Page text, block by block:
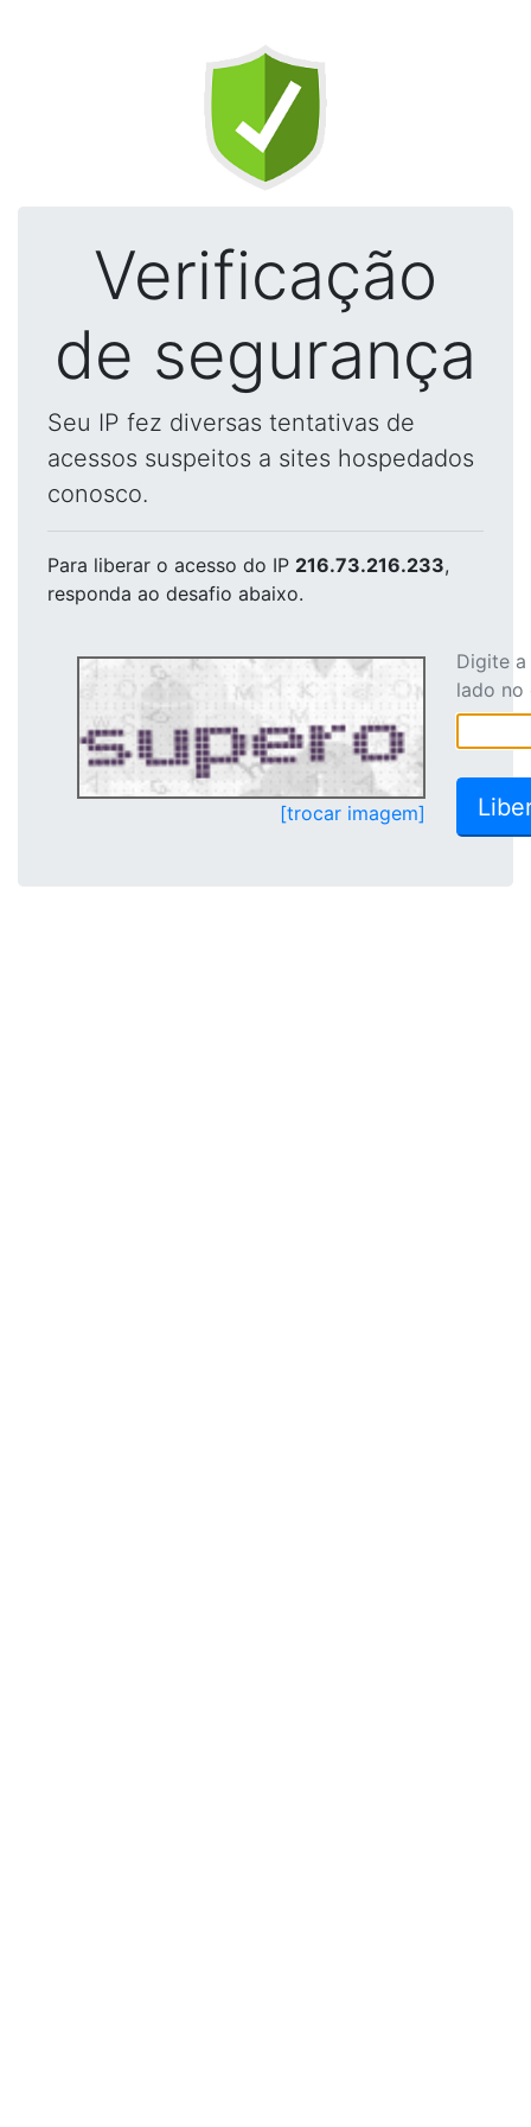
Verificação
de segurança
Seu IP fez diversas tentativas de
acessos suspeitos a sites hospedados
conosco.
Para liberar o acesso do IP 216.73.216.233,
responda ao desafio abaixo.
[trocar imagem]
Digite
lado no